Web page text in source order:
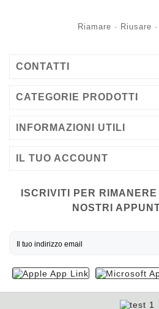
Riamare · Riusare
CONTATTI
CATEGORIE PRODOTTI
INFORMAZIONI UTILI
IL TUO ACCOUNT
ISCRIVITI PER RIMANERE
NOSTRI